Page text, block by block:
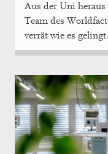
Aus der Uni heraus
Team des
verrät wie es gelingt.